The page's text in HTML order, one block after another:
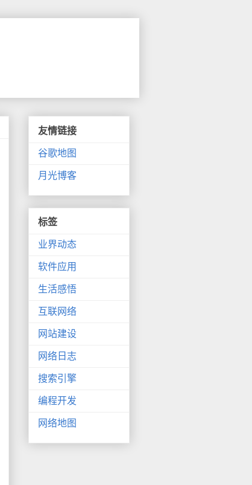
友情链接
谷歌地图
月光博客
标签
业界动态
软件应用
生活感悟
互联网络
网站建设
网络日志
搜索引擎
编程开发
网络地图